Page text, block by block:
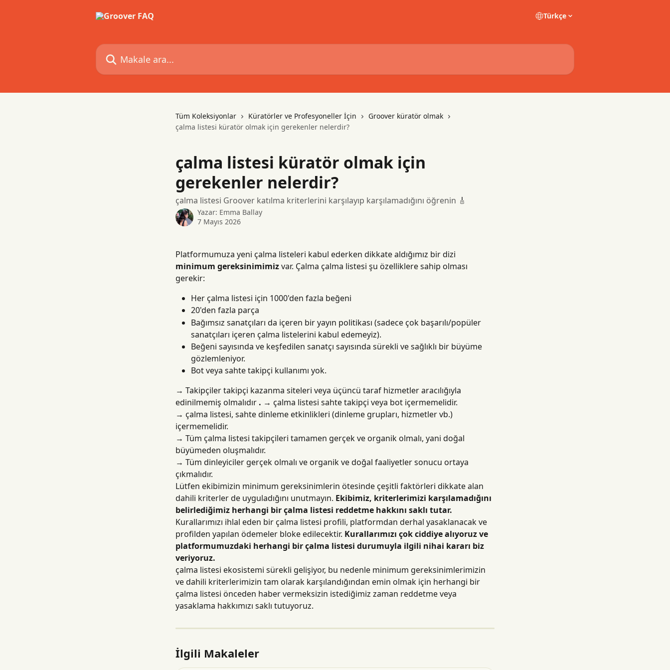
Türkçe
Makale ara...
Tüm Koleksiyonlar Küratörler ve Profesyoneller İçin
Groover küratör olmak
çalma listesi küratör olmak için gerekenler nelerdir?
çalma listesi küratör olmak için
gerekenler nelerdir?
çalma listesi Groover katılma kriterlerini karşılayıp karşılamadığını öğrenin 🎸
Yazar: Emma Ballay
7 Mayıs 2026
Platformumuza yeni çalma listeleri kabul ederken dikkate aldığımız bir dizi
minimum gereksinimimiz var. Çalma çalma listesi şu özelliklere sahip olması
gerekir:
Her çalma listesi için 1000'den fazla beğeni
20'den fazla parça
Bağımsız sanatçıları da içeren bir yayın politikası (sadece çok başarılı/popüler
sanatçıları içeren çalma listelerini kabul edemeyiz).
Beğeni sayısında ve keşfedilen sanatçı sayısında sürekli ve sağlıklı bir büyüme
gözlemleniyor.
Bot veya sahte takipçi kullanımı yok.
→ Takipçiler takipçi kazanma siteleri veya üçüncü taraf hizmetler aracılığıyla
edinilmemiş olmalıdır . → çalma listesi sahte takipçi veya bot içermemelidir.
→ çalma listesi, sahte dinleme etkinlikleri (dinleme grupları, hizmetler vb.)
içermemelidir.
→ Tüm çalma listesi takipçileri tamamen gerçek ve organik olmalı, yani doğal
büyümeden oluşmalıdır.
→ Tüm dinleyiciler gerçek olmalı ve organik ve doğal faaliyetler sonucu ortaya
çıkmalıdır.
Lütfen ekibimizin minimum gereksinimlerin ötesinde çeşitli faktörleri dikkate alan
dahili kriterler de uyguladığını unutmayın. Ekibimiz, kriterlerimizi karşılamadığını
belirlediğimiz herhangi bir çalma listesi reddetme hakkını saklı tutar.
Kurallarımızı ihlal eden bir çalma listesi profili, platformdan derhal yasaklanacak ve
profilden yapılan ödemeler bloke edilecektir. Kurallarımızı çok ciddiye alıyoruz ve
platformumuzdaki herhangi bir çalma listesi durumuyla ilgili nihai kararı biz
veriyoruz.
çalma listesi ekosistemi sürekli gelişiyor, bu nedenle minimum gereksinimlerimizin
ve dahili kriterlerimizin tam olarak karşılandığından emin olmak için herhangi bir
çalma listesi önceden haber vermeksizin istediğimiz zaman reddetme veya
yasaklama hakkımızı saklı tutuyoruz.
İlgili Makaleler